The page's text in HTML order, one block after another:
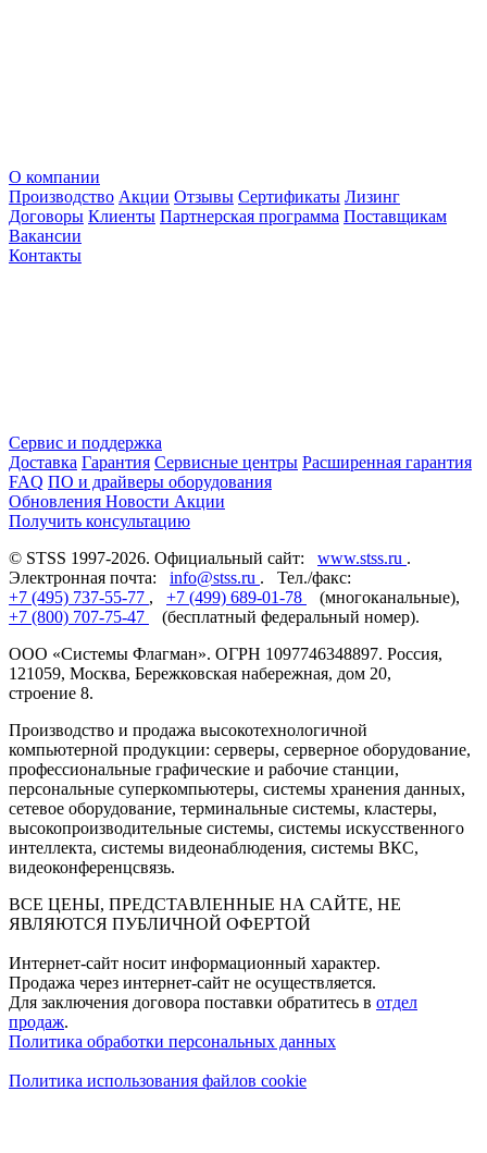
О компании
Производство Акции Отзывы Сертификаты Лизинг
Договоры Клиенты Партнерская программа Поставщикам
Вакансии
Контакты
Сервис и поддержка
Доставка Гарантия Сервисные центры Расширенная гарантия
FAQ ПО и драйверы оборудования
Обновления Новости Акции
Получить консультацию
© STSS 1997-2026. Официальный сайт: www.stss.ru .
Электронная почта: info@stss.ru . Тел./факс:
+7 (495) 737-55-77 , +7 (499) 689-01-78
(многоканальные),
+7 (800) 707-75-47
(бесплатный федеральный номер).
ООО «Системы Флагман». ОГРН 1097746348897. Россия,
121059, Москва, Бережковская набережная, дом 20,
строение 8.
Производство и продажа высокотехнологичной
компьютерной продукции: серверы, серверное оборудование,
профессиональные графические и рабочие станции,
персональные суперкомпьютеры, системы хранения данных,
сетевое оборудование, терминальные системы, кластеры,
высокопроизводительные системы, системы искусственного
интеллекта, системы видеонаблюдения, системы ВКС,
видеоконференцсвязь.
ВСЕ ЦЕНЫ, ПРЕДСТАВЛЕННЫЕ НА САЙТЕ, НЕ
ЯВЛЯЮТСЯ ПУБЛИЧНОЙ ОФЕРТОЙ
Интернет-сайт носит информационный характер.
Продажа через интернет-сайт не осуществляется.
Для заключения договора поставки обратитесь в отдел
продаж.
Политика обработки персональных данных
Политика использования файлов cookie